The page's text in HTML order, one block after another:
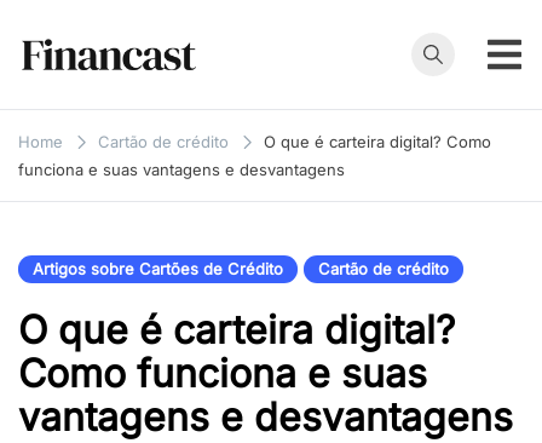
Financast
empréstimos,
as nossas
resenhas de
serviços
financeiros.
Home Cartão de crédito
O que é carteira digital? Como
funciona e suas vantagens e desvantagens
Artigos sobre Cartões de Crédito Cartão de crédito
O que é carteira digital?
Como funciona e suas
vantagens e desvantagens